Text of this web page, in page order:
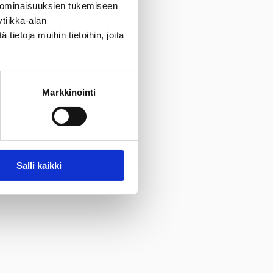
tukemiseen
alan
tietoja muihin tietoihin, joita
Markkinointi
Salli kaikki